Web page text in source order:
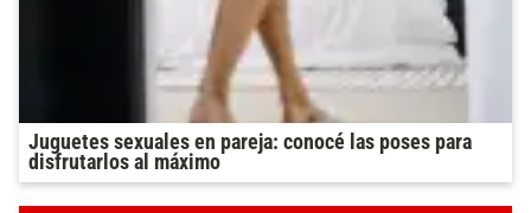
Juguetes sexuales en pareja: conocé las poses para
disfrutarlos al máximo